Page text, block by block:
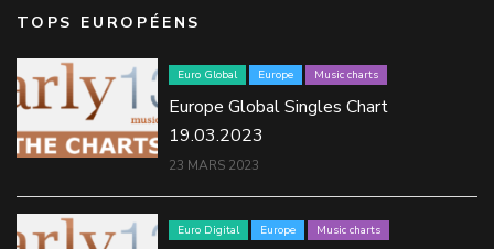
TOPS EUROPÉENS
Euro Global Europe Music charts
Europe Global Singles Chart
19.03.2023
23 MARS 2023
Euro Digital Europe Music charts